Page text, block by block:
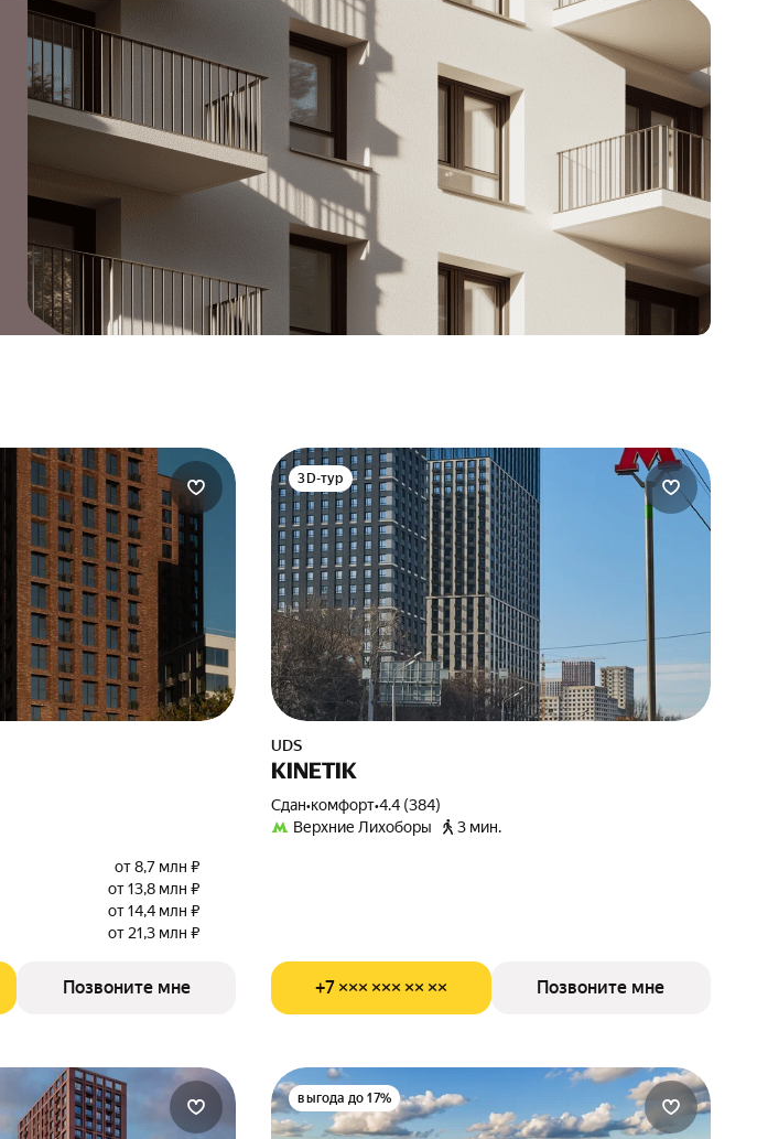
от 8,7 млн ₽
от 13,8 млн ₽
от 14,4 млн ₽
от 21,3 млн ₽
Позвоните мне
3D-тур
UDS
KINETIK
Сдан•комфорт•4.4 (384)
Верхние Лихоборы
3 мин.
+7 ××× ××× ×× ×× Позвоните мне
выгода до 17%